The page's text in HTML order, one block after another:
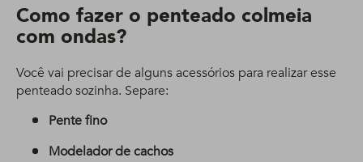
Como fazer o penteado colmeia
com ondas?
Você vai precisar de alguns acessórios para realizar esse
penteado sozinha. Separe:
Pente fino
Modelador de cachos